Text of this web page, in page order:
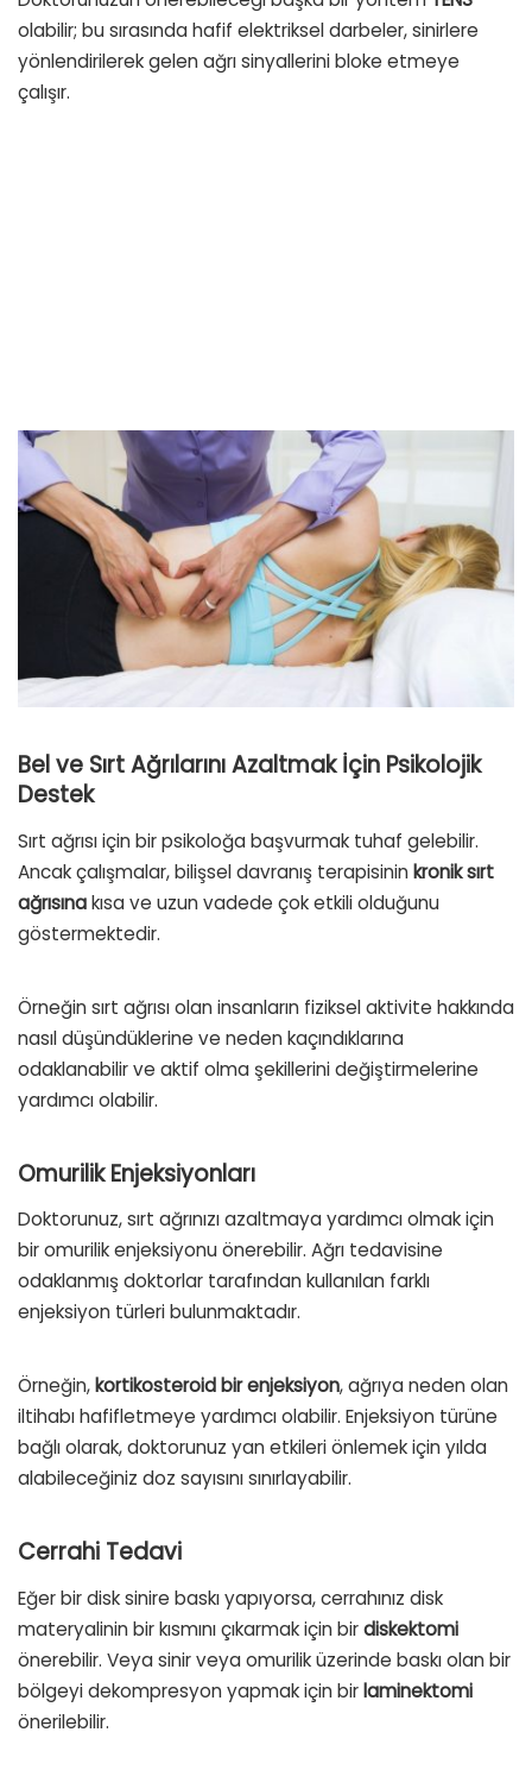
olabilir; bu sırasında hafif elektriksel darbeler, sinirlere
yönlendirilerek gelen ağrı sinyallerini bloke etmeye
çalışır.
Bel ve Sırt Ağrılarını Azaltmak İçin Psikolojik
Destek
Sırt ağrısı için bir psikoloğa başvurmak tuhaf gelebilir.
Ancak çalışmalar, bilişsel davranış terapisinin kronik sırt
ağrısınakısa ve uzun vadede çok etkili olduğunu
göstermektedir.
Örneğin sırt ağrısı olan insanların fiziksel aktivite hakkında
nasıl düşündüklerine ve neden kaçındıklarına
odaklanabilir ve aktif olma şekillerini değiştirmelerine
yardımcı olabilir.
Omurilik Enjeksiyonları
Doktorunuz, sırt ağrınızı azaltmaya yardımcı olmak için
bir omurilik enjeksiyonu önerebilir. Ağrı tedavisine
odaklanmış doktorlar tarafından kullanılan farklı
enjeksiyon türleri bulunmaktadır.
Örneğin,kortikosteroid bir enjeksiyon, ağrıya neden olan
iltihabı hafifletmeye yardımcı olabilir. Enjeksiyon türüne
bağlı olarak, doktorunuz yan etkileri önlemek için yılda
alabileceğiniz doz sayısını sınırlayabilir.
Cerrahi Tedavi
Eğer bir disk sinire baskı yapıyorsa, cerrahınız disk
materyalinin bir kısmını çıkarmak için birdiskektomi
önerebilir. Veya sinir veya omurilik üzerinde baskı olan bir
bölgeyi dekompresyon yapmak için bir laminektomi
önerilebilir.